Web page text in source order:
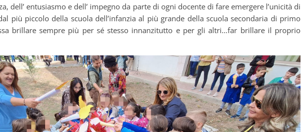
dell’ entusiasmo e dell’ impegno da parte di ogni docente di fare emergere l’unicità di
più piccolo della scuola dell’infanzia al più grande della scuola secondaria di primo
brillare sempre più per sé stesso innanzitutto e per gli altri…far brillare il proprio